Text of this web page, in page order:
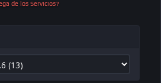
de los Servicios?